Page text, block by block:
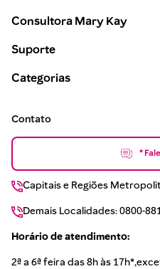
Consultora Mary Kay
Suporte
Categorias
Contato
*
Capitais e Regiões
Demais Localidades: 0800-
Horário de atendimento:
2ª a 6ª feira das 8h às